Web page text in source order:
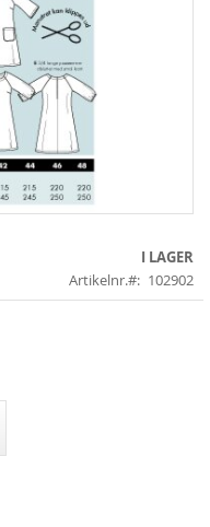
I LAGER
Artikelnr.
102902